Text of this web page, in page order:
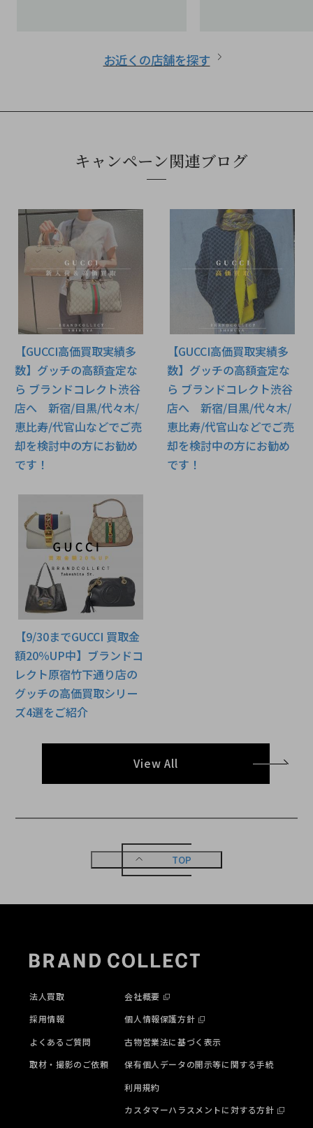
お近くの店舗を探す
キャンペーン関連ブログ
【GUCCI高価買取実績多
数】グッチの高額査定な
ら ブランドコレクト渋谷
店へ 新宿/目黒/代々木/
恵比寿/代官山などでご売
却を検討中の方にお勧め
です！
【GUCCI高価買取実績多
数】グッチの高額査定な
ら ブランドコレクト渋谷
店へ 新宿/目黒/代々木/
恵比寿/代官山などでご売
却を検討中の方にお勧め
です！
【9/30までGUCCI 買取金
額20％UP中】ブランドコ
レクト原宿竹下通り店の
グッチの高価買取シリー
ズ4選をご紹介
View All
TOP
法人買取
採用情報
よくあるご質問
取材・撮影のご依頼
会社概要
個人情報保護方針
古物営業法に基づく表示
保有個人データの開示等に関する手続
利用規約
カスタマーハラスメントに対する方針